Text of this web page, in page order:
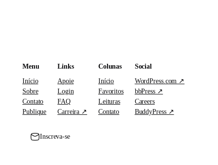
Menu
Início
Sobre
Contato
Publique
Links
Apoie
Login
FAQ
Carreira ↗
Colunas
Início
Favoritos
Leituras
Contato
Social
WordPress.com ↗
bbPress ↗
Careers
BuddyPress ↗
Inscreva-se